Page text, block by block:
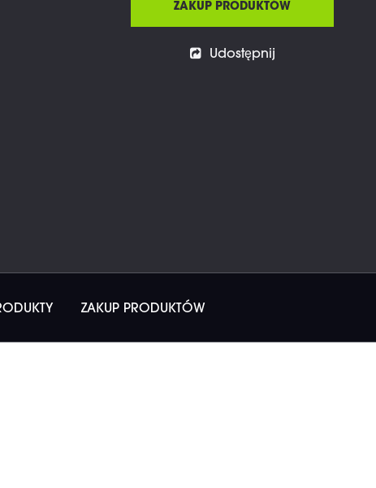
ZAKUP PRODUKTÓW
Udostępnij
ZAKUP PRODUKTÓW